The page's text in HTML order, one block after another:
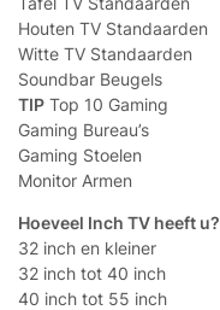
Houten TV Standaarden
Witte TV Standaarden
Soundbar Beugels
TIP Top 10 Gaming
Gaming Bureau’s
Gaming Stoelen
Monitor Armen
Hoeveel Inch TV heeft u?
32 inch en kleiner
32 inch tot 40 inch
40 inch tot 55 inch